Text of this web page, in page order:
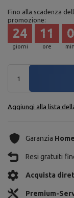
Fino alla scadenza
promozione:
giorni
24
ore
11
Aggiungi alla lista
Garanzia
Resi gratuiti
Acquista
Premium-